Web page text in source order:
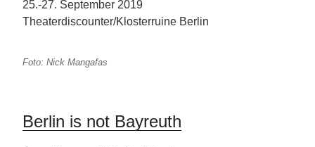
25.-27. September 2019
Theaterdiscounter/Klosterruine Berlin
Foto: Nick Mangafas
Berlin is not Bayreuth